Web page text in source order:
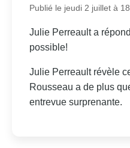
Publié le jeudi 2 juillet à
Julie Perreault a
possible!
Julie Perreault révèle
Rousseau a de plus
entrevue surprenante.